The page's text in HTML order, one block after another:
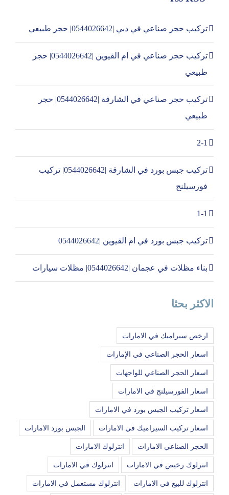
تركيب حجر صناعي في دبي |0544026642| حجر طبيعي
تركيب حجر صناعي في ام القيوين |0544026642| حجر
طبيعي
تركيب حجر صناعي في الشارقة |0544026642| حجر
طبيعي
2-1
تركيب جبس بورد في الشارقة |0544026642| تركيب
فورسيلنج
1-1
تركيب جبس بورد في ام القيوين |0544026642
بناء مظلات في عجمان |0544026642| مظلات سيارات
الاكثر بحثا
ارخص سيراميك في الامارات
اسعار الحجر الصناعي في الإمارات
اسعار الحجر الصناعي للواجهات
اسعار الفورسيلنج في الامارات
اسعار تركيب الجبس بورد في الامارات
اسعار تركيب السيراميك في الامارات الجبس بورد الامارات
الحجر الصناعي الامارات انترلوك الامارات
انترلوك رخيص في الامارات انترلوك في الامارات
انترلوك للبيع في الامارات انترلوك مستعمل في الامارات